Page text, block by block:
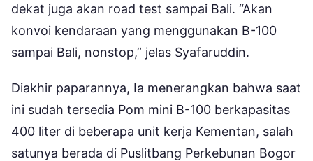
dekat juga akan road test sampai Bali. “Akan
konvoi kendaraan yang menggunakan B-100
sampai Bali, nonstop,” jelas Syafaruddin.
Diakhir paparannya, Ia menerangkan bahwa saat
ini sudah tersedia Pom mini B-100 berkapasitas
400 liter di beberapa unit kerja Kementan, salah
satunya berada di Puslitbang Perkebunan Bogor